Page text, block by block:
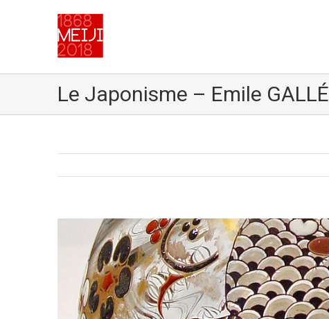
Le Japonisme – Emile GALLÉ
agrandie